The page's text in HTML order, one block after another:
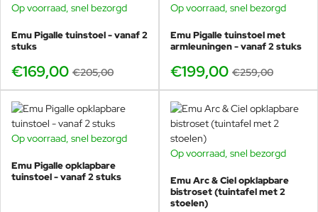
Opklapbare tafels
Pigalle rond Ø105cm– 3 tot 4 personen, meest verkocht
– 2 tot 4 personen
Pigalle rechthoek 118x76cm
– 4 personen, top voor
horeca
Stoelen erbij: Pigalle en Caprera
combineren
De Ø80cm tafel komt prachtig tot zijn recht met de Pigalle
stoelen (klassiek) of met Caprera (moderner en vaak
-18%
Op voorraad, snel bezorgd
Emu Pigalle tuinstoel - vanaf 2
stuks
€169,00 €205,00
-23%
Op voorraad, snel bezorgd
Emu Pigalle tuinstoel met
armleuningen - vanaf 2 stuks
€199,00 €259,00
Op voorraad, snel bezorgd
Emu Pigalle opklapbare
tuinstoel - vanaf 2 stuks
BUNDELKORTING
Op voorraad, snel bezorgd
Emu Arc & Ciel opklapbare
bistroset (tuintafel met 2
stoelen)